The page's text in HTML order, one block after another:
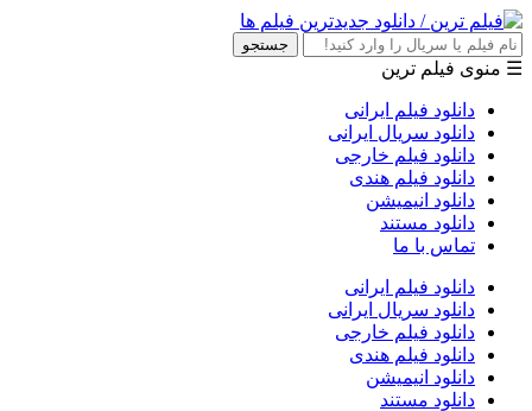
جستجو
☰ منوی فیلم ترین
دانلود فیلم ایرانی
دانلود سریال ایرانی
دانلود فیلم خارجی
دانلود فیلم هندی
دانلود انیمیشن
دانلود مستند
تماس با ما
دانلود فیلم ایرانی
دانلود سریال ایرانی
دانلود فیلم خارجی
دانلود فیلم هندی
دانلود انیمیشن
دانلود مستند